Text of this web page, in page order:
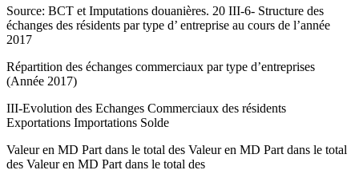
Source: BCT et Imputations douanières. 20 III-6- Structure des
échanges des résidents par type d’ entreprise au cours de l’année
2017
Répartition des échanges commerciaux par type d’entreprises
(Année 2017)
III-Evolution des Echanges Commerciaux des résidents
Exportations Importations Solde
Valeur en MD Part dans le total des Valeur en MD Part dans le total
des Valeur en MD Part dans le total des